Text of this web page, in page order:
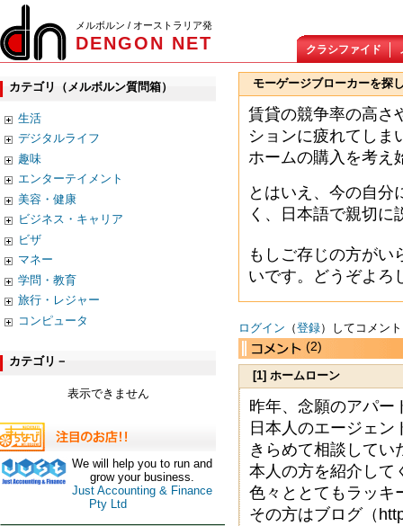
メルボルン / オーストラリア発
DENGON NET クラシファイド
カテゴリ（メルボルン質問箱）
生活
デジタルライフ
趣味
エンターテイメント
美容・健康
ビジネス・キャリア
ビザ
マネー
学問・教育
旅行・レジャー
コンピュータ
カテゴリ－
表示できません
We will help you to run and
grow your business.
Just Accounting & Finance
Pty Ltd
モーゲージブローカーを探
賃貸の競争率の高さ
ションに疲れてしま
ホームの購入を考え
とはいえ、今の自分
く、日本語で親切に
もしご存じの方がい
いです。どうぞよろ
ログイン （登録）してコメン
(2)
[1] ホームローン
昨年、念願のアパー
日本人のエージェ
きらめて相談してい
本人の方を紹介して
色々ととてもラッキ
その方はブログ（